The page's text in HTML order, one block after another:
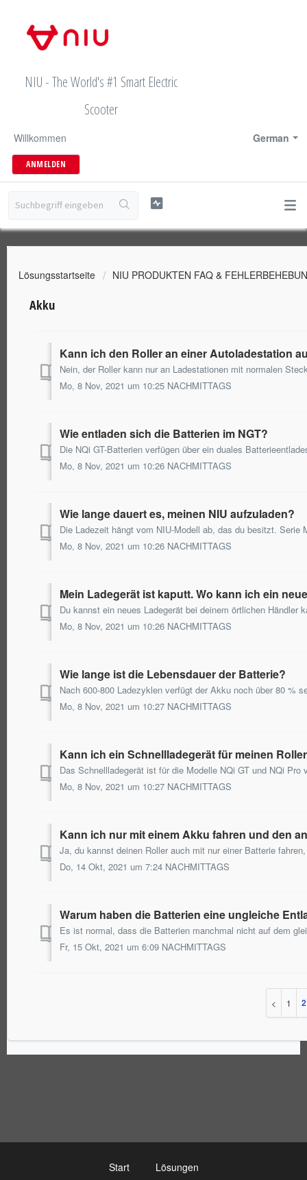
NIU - The World's #1 Smart Electric
Scooter
German
Willkommen
ANMELDEN
Lösungsstartseite NIU PRODUKTEN FAQ &
Akku
Kann ich den Roller an einer Autoladestation
Mo, 8 Nov, 2021 um 10:25 NACHMITTAGS
Wie entladen sich die Batterien im NGT?
Mo, 8 Nov, 2021 um 10:26 NACHMITTAGS
Wie lange dauert es, meinen NIU aufzuladen?
Mo, 8 Nov, 2021 um 10:26 NACHMITTAGS
Mein Ladegerät ist kaputt. Wo kann ich ein
Mo, 8 Nov, 2021 um 10:26 NACHMITTAGS
Wie lange ist die Lebensdauer der Batterie?
Mo, 8 Nov, 2021 um 10:27 NACHMITTAGS
Kann ich ein Schnellladegerät für meinen
Mo, 8 Nov, 2021 um 10:27 NACHMITTAGS
Kann ich nur mit einem Akku fahren und den
Do, 14 Okt, 2021 um 7:24 NACHMITTAGS
Warum haben die Batterien eine ungleiche
Fr, 15 Okt, 2021 um 6:09 NACHMITTAGS
1 2
Start Lösungen